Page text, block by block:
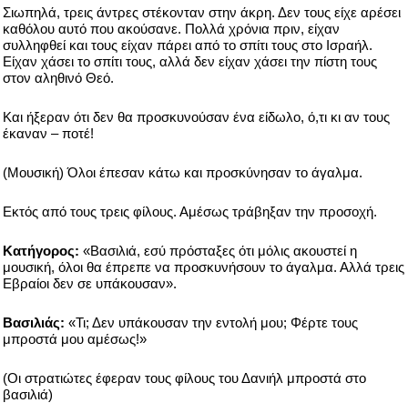
Σιωπηλά, τρεις άντρες στέκονταν στην άκρη. Δεν τους είχε αρέσει
καθόλου αυτό που ακούσανε. Πολλά χρόνια πριν, είχαν
συλληφθεί και τους είχαν πάρει από το σπίτι τους στο Ισραήλ.
Είχαν χάσει το σπίτι τους, αλλά δεν είχαν χάσει την πίστη τους
στον αληθινό Θεό.
Και ήξεραν ότι δεν θα προσκυνούσαν ένα είδωλο, ό,τι κι αν τους
έκαναν – ποτέ!
(Μουσική) Όλοι έπεσαν κάτω και προσκύνησαν το άγαλμα.
Εκτός από τους τρεις φίλους. Αμέσως τράβηξαν την προσοχή.
Κατήγορος: «Βασιλιά, εσύ πρόσταξες ότι μόλις ακουστεί η
μουσική, όλοι θα έπρεπε να προσκυνήσουν το άγαλμα. Αλλά τρεις
Εβραίοι δεν σε υπάκουσαν».
Βασιλιάς: «Τι; Δεν υπάκουσαν την εντολή μου; Φέρτε τους
μπροστά μου αμέσως!»
(Οι στρατιώτες έφεραν τους φίλους του Δανιήλ μπροστά στο
βασιλιά)